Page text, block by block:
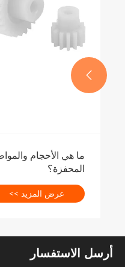

أرسل الاستفسار